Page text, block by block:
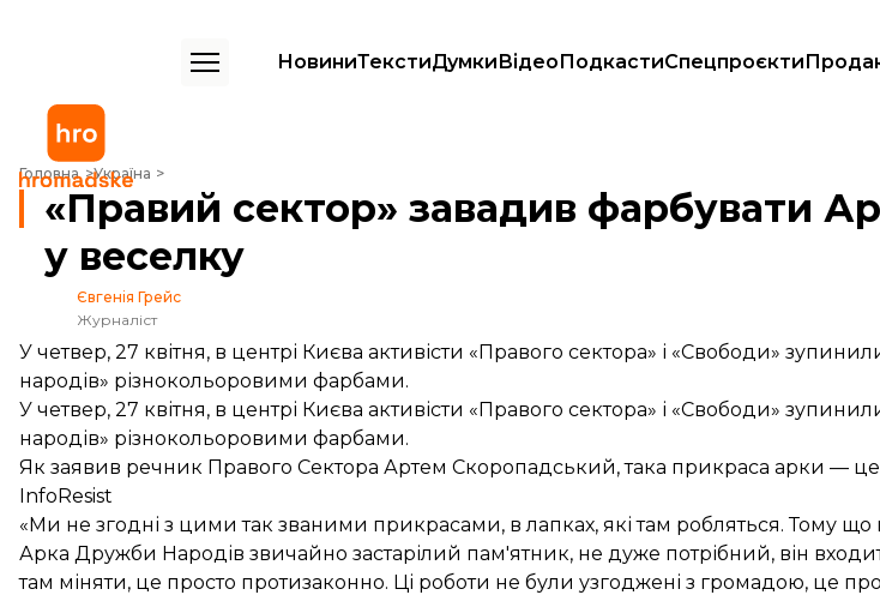
НовиниТекстиДумкиВідеоПодкастиСпецпроєкти
Головна Україна
«Правий сектор» завадив фарбувати Арку Дружби народів у веселку
«Правий сектор» завадив фарбувати
у веселку
Євгенія Грейс
Журналіст
У четвер, 27 квітня, в центрі Києва активісти «Правого сектора» і «Свободи»
народів» різнокольоровими фарбами.
У четвер, 27 квітня, в центрі Києва активісти «Правого сектора» і «Свободи»
народів» різнокольоровими фарбами.
Як заявив речник Правого Сектора Артем Скоропадський, така прикраса арки —
InfoResist
«Ми не згодні з цими так званими прикрасами, в лапках, які там робляться. Тому
Арка Дружби Народів звичайно застарілий пам'ятник, не дуже потрібний, він
там міняти, це просто протизаконно. Ці роботи не були узгоджені з громадою, це